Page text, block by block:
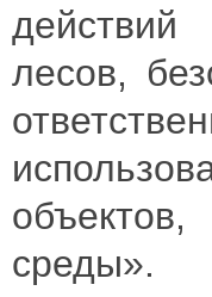
лесов,
объектов,
среды».